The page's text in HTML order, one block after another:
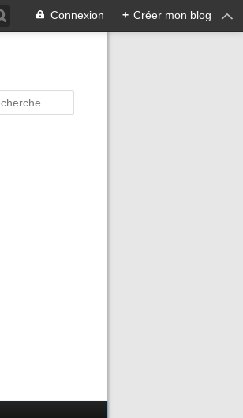
Connexion + Créer mon blog